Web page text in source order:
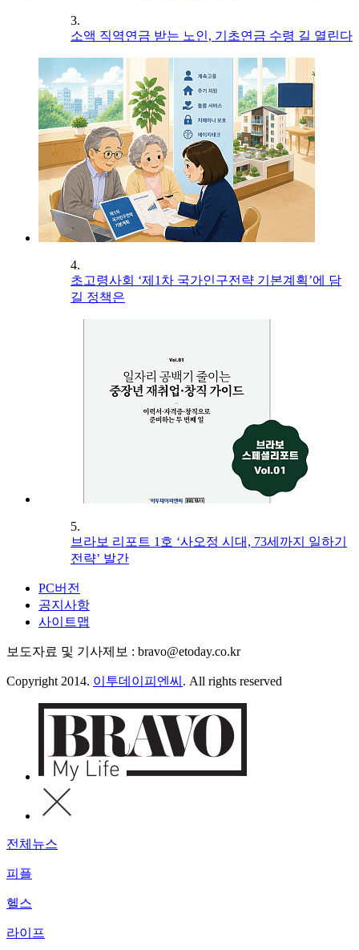
3.
소액 직역연금 받는 노인, 기초연금 수령 길 열린다
4.
초고령사회 ‘제1차 국가인구전략 기본계획’에 담
길 정책은
5.
브라보 리포트 1호 ‘사오정 시대, 73세까지 일하기
전략’ 발간
PC버전
공지사항
사이트맵
보도자료 및 기사제보 : bravo@etoday.co.kr
Copyright 2014. 이투데이피엔씨 . All rights reserved
전체뉴스
피플
헬스
라이프